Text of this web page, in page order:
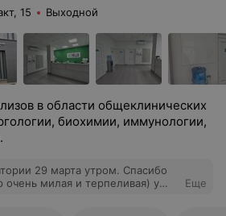
15 Выходной
в области общеклинических
биохимии, иммунологии,
29 марта утром. Спасибо
очень милая и терпеливая) у
Еще